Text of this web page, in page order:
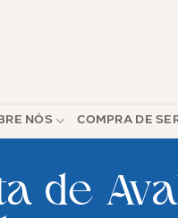
NÓS COMPRA DE
de